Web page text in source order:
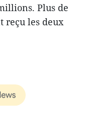
Plus de
reçu les deux